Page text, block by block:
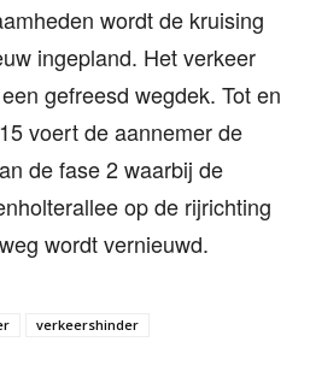
wordt de kruising
ingepland. Het verkeer
gefreesd wegdek. Tot en
voert de aannemer de
de fase 2 waarbij de
op de rijrichting
wordt vernieuwd.
verkeershinder